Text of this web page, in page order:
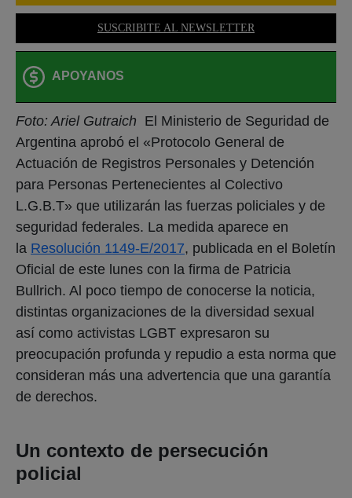
SUSCRIBITE AL NEWSLETTER
APOYANOS
Foto: Ariel Gutraich El Ministerio de Seguridad de
Argentina aprobó el «Protocolo General de
Actuación de Registros Personales y Detención
para Personas Pertenecientes al Colectivo
L.G.B.T» que utilizarán las fuerzas policiales y de
seguridad federales. La medida aparece en
la Resolución 1149-E/2017, publicada en el Boletín
Oficial de este lunes con la firma de Patricia
Bullrich. Al poco tiempo de conocerse la noticia,
distintas organizaciones de la diversidad sexual
así como activistas LGBT expresaron su
preocupación profunda y repudio a esta norma que
consideran más una advertencia que una garantía
de derechos.
Un contexto de persecución
policial